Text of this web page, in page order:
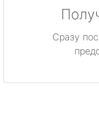
Сразу